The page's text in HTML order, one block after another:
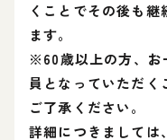
くことでその後も継
ます。
※60歳以上の方、お
員となっていただ
ご了承ください。
詳細につきましては